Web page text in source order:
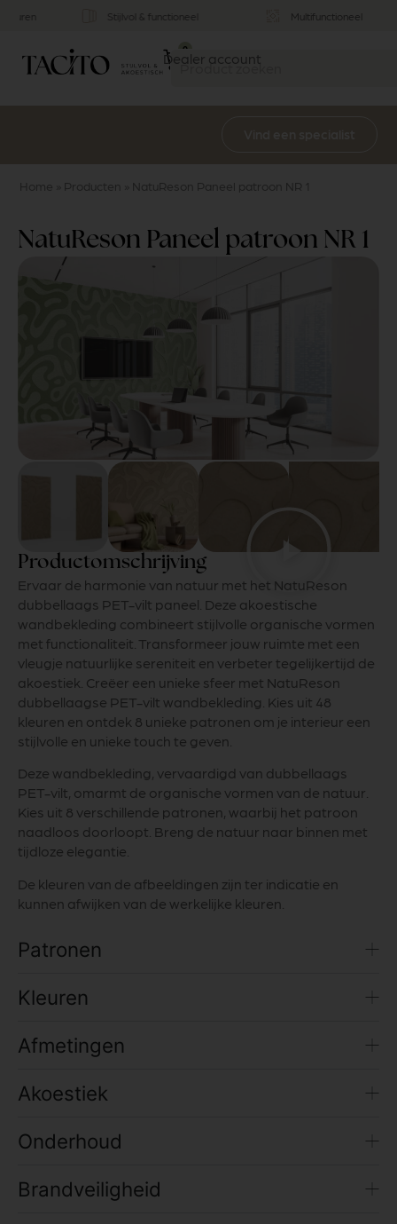
Stijlvol & functioneel Multifunctioneel
Dealer account
0
Home Producten NatuReson Paneel patroon NR 1
NatuReson Paneel patroon NR 1
Productomschrijving
Ervaar de harmonie van natuur met het NatuReson
dubbellaags PET-vilt paneel. Deze akoestische
wandbekleding combineert stijlvolle organische vormen
met functionaliteit. Transformeer jouw ruimte met een
vleugje natuurlijke sereniteit en verbeter tegelijkertijd de
akoestiek. Creëer een unieke sfeer met NatuReson
dubbellaagse PET-vilt wandbekleding. Kies uit 48
kleuren en ontdek 8 unieke patronen om je interieur een
stijlvolle en unieke touch te geven.
Deze wandbekleding, vervaardigd van dubbellaags
PET-vilt, omarmt de organische vormen van de natuur.
Kies uit 8 verschillende patronen, waarbij het patroon
naadloos doorloopt. Breng de natuur naar binnen met
tijdloze elegantie.
De kleuren van de afbeeldingen zijn ter indicatie en
kunnen afwijken van de werkelijke kleuren.
Patronen
Kleuren
Afmetingen
Akoestiek
Onderhoud
Brandveiligheid